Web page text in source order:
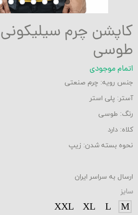
کاپشن چرم سیلیکونی
طوسی
اتمام موجودی
جنس رویه: چرم صنعتی
آستر: پلی استر
رنگ: طوسی
کلاه: دارد
نحوه بسته شدن: زیپ
ارسال به سراسر ایران
سایز
M
L
XL
XXL